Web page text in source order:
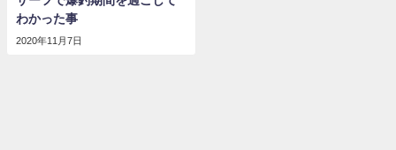
わかった事
2020年11月7日